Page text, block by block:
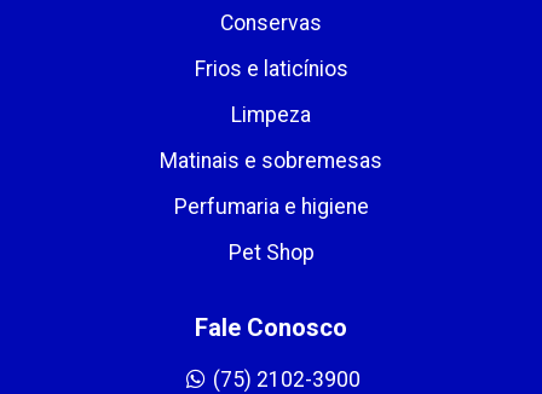
Conservas
Frios e laticínios
Limpeza
Matinais e sobremesas
Perfumaria e higiene
Pet Shop
Fale Conosco
(75) 2102-3900